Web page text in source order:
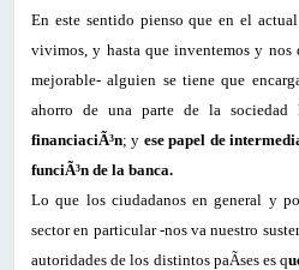
En este sentido pienso que en el
vivimos, y hasta que inventemos y nos
mejorable- alguien se tiene que
ahorro de una parte de la sociedad
financiaciÃ³n; y ese papel de
funciÃ³n de la banca.
Lo que los ciudadanos en general y
sector en particular -nos va nuestro
autoridades de los distintos paÃ­ses es q